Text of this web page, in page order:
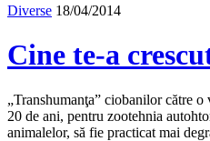
Diverse 18/04/2014
Cine te-a
„Transhumanţa” ciobanilor către
20 de ani, pentru zootehnia
animalelor, să fie practicat mai